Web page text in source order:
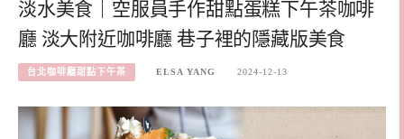
淡水美食｜空服員手作甜點蛋糕下午茶咖啡
廳 淡大附近咖啡廳 巷子裡的隱藏版美食
台北咖啡廳甜點下午茶 ELSA YANG 2024-12-13